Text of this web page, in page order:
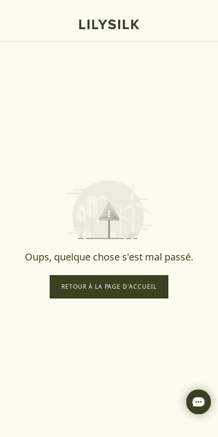
Oups, quelque chose s'est mal passé.
RETOUR À LA PAGE D'ACCUEIL